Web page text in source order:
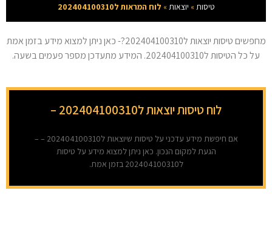
טיסות » יוצאות » לוח המראות ל202404100310
מחפשים טיסות יוצאות ל202404100310?- כאן ניתן למצוא מידע בזמן אמת
על כל הטיסות ל202404100310. המידע מתעדכן מספר פעמים בשעה.
לוח טיסות יוצאות ל202404100310 –
אם חיפשת מידע עדכני על טיסות שיוצאות ל202404100310 – –
הגעת למקום הנכון. כאן ניתן למצוא מידע על טיסות
ל202404100310 בזמן אמת.